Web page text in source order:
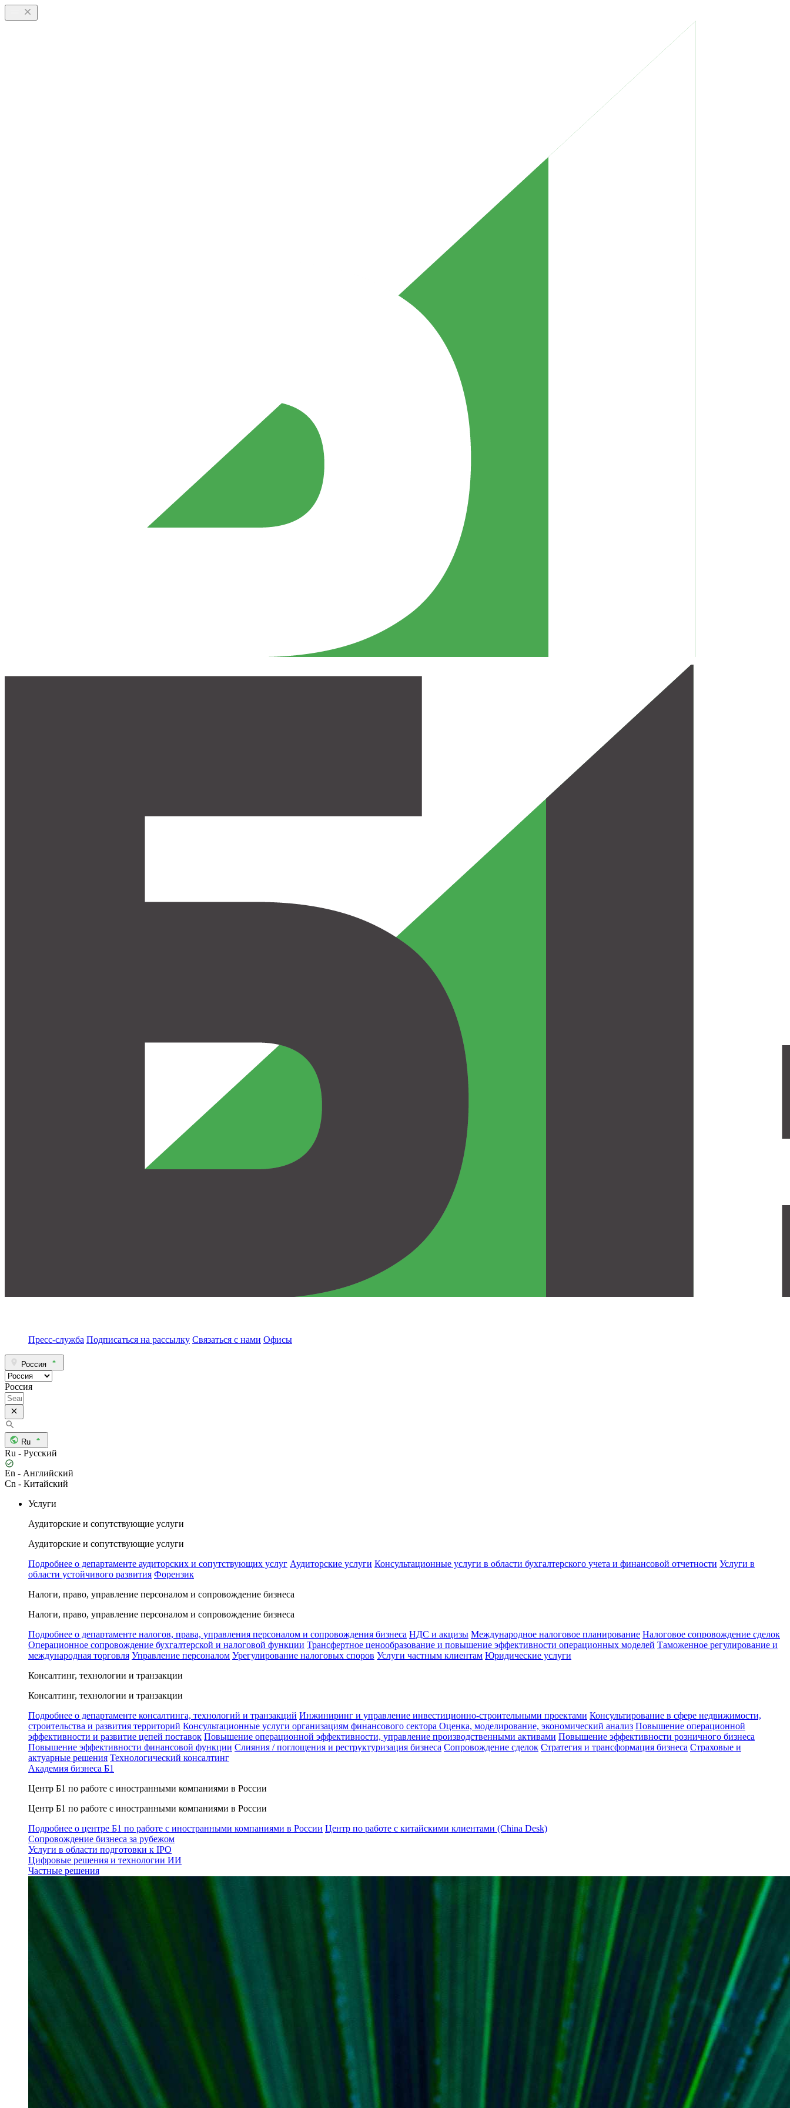
Пресс-служба Подписаться на рассылку Связаться с нами Офисы
Россия
Россия
Ru
Ru - Русский
En - Английский
Cn - Китайский
Услуги
Аудиторские и сопутствующие услуги
Аудиторские и сопутствующие услуги
Подробнее о департаменте аудиторских и сопутствующих услуг Аудиторские услуги Консультационные услуги в области бухгалтерского учета и финансовой отчетности Услуги в
области устойчивого развития Форензик
Налоги, право, управление персоналом и сопровождение бизнеса
Налоги, право, управление персоналом и сопровождение бизнеса
Подробнее о департаменте налогов, права, управления персоналом и сопровождения бизнеса НДС и акцизы Международное налоговое планирование Налоговое сопровождение сделок
Операционное сопровождение бухгалтерской и налоговой функции Трансфертное ценообразование и повышение эффективности операционных моделей Таможенное регулирование и
международная торговля Управление персоналом Урегулирование налоговых споров Услуги частным клиентам Юридические услуги
Консалтинг, технологии и транзакции
Консалтинг, технологии и транзакции
Подробнее о департаменте консалтинга, технологий и транзакций Инжиниринг и управление инвестиционно-строительными проектами Консультирование в сфере недвижимости,
строительства и развития территорий Консультационные услуги организациям финансового сектора Оценка, моделирование, экономический анализ Повышение операционной
эффективности и развитие цепей поставок Повышение операционной эффективности, управление производственными активами Повышение эффективности розничного бизнеса
Повышение эффективности финансовой функции Слияния / поглощения и реструктуризация бизнеса Сопровождение сделок Стратегия и трансформация бизнеса Страховые и
актуарные решения Технологический консалтинг
Академия бизнеса Б1
Центр Б1 по работе с иностранными компаниями в России
Центр Б1 по работе с иностранными компаниями в России
Подробнее о центре Б1 по работе с иностранными компаниями в России Центр по работе с китайскими клиентами (China Desk)
Сопровождение бизнеса за рубежом
Услуги в области подготовки к IPO
Цифровые решения и технологии ИИ
Частные решения